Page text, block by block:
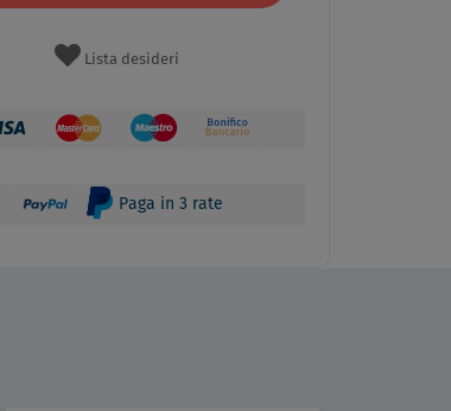
Lista desideri
Paga in 3 rate